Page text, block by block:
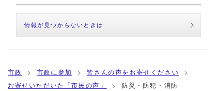
情報が見つからないときは
市政 市政に参加
皆さんの声をお寄せください
お寄せいただいた「市民の声」
防災・防犯・消防